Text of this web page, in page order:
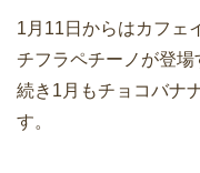
1月11日からはカフェ
チフラペチーノが登
続き1月もチョコバナ
す。